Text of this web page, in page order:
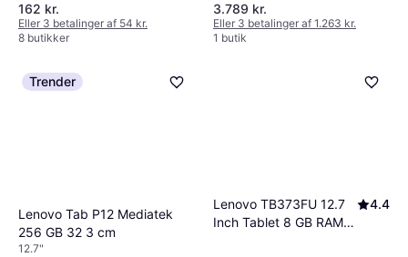
162 kr.
Eller 3 betalinger af 54 kr.
8 butikker
3.789 kr.
Eller 3 betalinger af 1.263 kr.
1 butik
Trender
Lenovo Tab P12 Mediatek
256 GB 32 3 cm
12.7"
Lenovo TB373FU 12.7
Inch Tablet 8 GB RAM
4.4